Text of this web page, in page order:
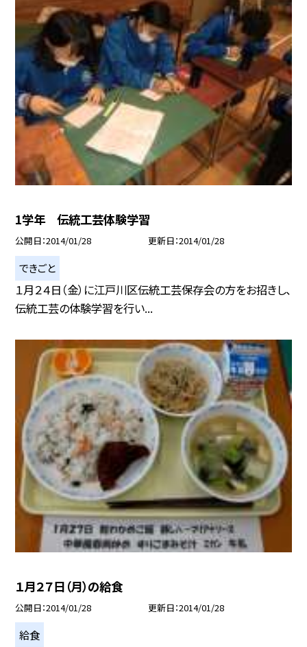
1学年 伝統工芸体験学習
公開日 2014/01/28 更新日 2014/01/28
できごと
１月２４日（金）に江戸川区伝統工芸保存会の方をお招きし、
伝統工芸の体験学習を行い...
１月２７日（月）の給食
公開日 2014/01/28 更新日 2014/01/28
給食